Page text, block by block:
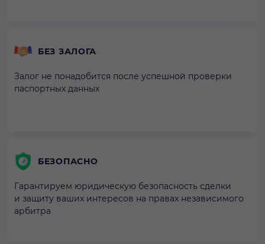
БЕЗ ЗАЛОГА
Залог не понадобится после успешной проверки
паспортных данных
БЕЗОПАСНО
Гарантируем юридическую безопасность сделки
и защиту ваших интересов на правах независимого
арбитра